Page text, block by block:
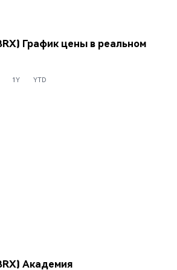
График цены в реальном
1Y YTD
Академия